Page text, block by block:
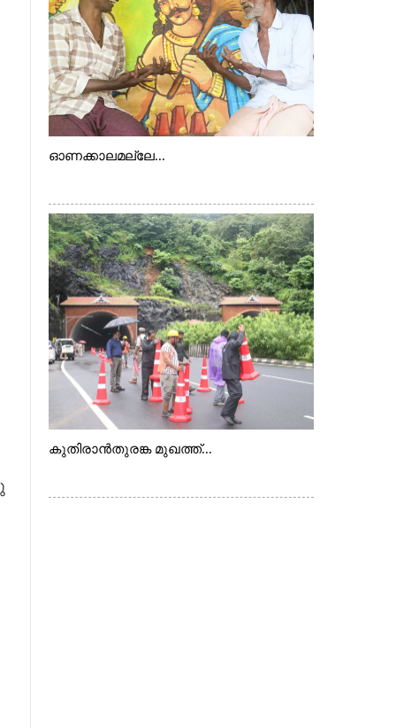
ഓണക്കാലമല്ലേ...
കുതിരാൻതുരങ്ക മുഖത്ത്...
×